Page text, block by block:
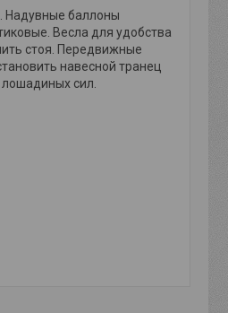
Надувные баллоны
Весла для удобства
стоя. Передвижные
навесной транец
сил.